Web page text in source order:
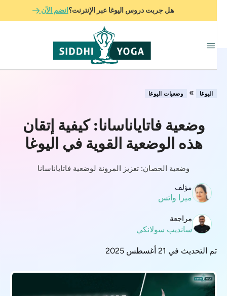
هل جربت دروس اليوغا عبر الإنترنت؟انضم الآن
اليوغا » وضعيات اليوغا
وضعية فاتاياناسانا: كيفية إتقان
هذه الوضعية القوية في اليوغا
وضعية الحصان: تعزيز المرونة لوضعية فاتاياناسانا
مؤلف
ميرا واتس
مراجعة
سانديب سولانكي
تم التحديث في 21 أغسطس 2025